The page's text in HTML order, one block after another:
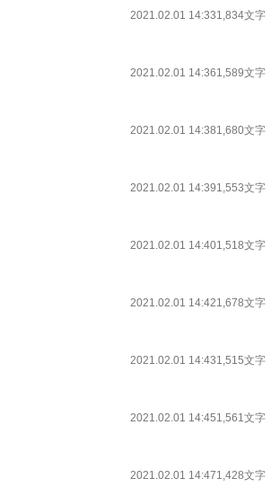
2021.02.01 14:331,834文字
2021.02.01 14:361,589文字
2021.02.01 14:381,680文字
2021.02.01 14:391,553文字
2021.02.01 14:401,518文字
2021.02.01 14:421,678文字
2021.02.01 14:431,515文字
2021.02.01 14:451,561文字
2021.02.01 14:471,428文字